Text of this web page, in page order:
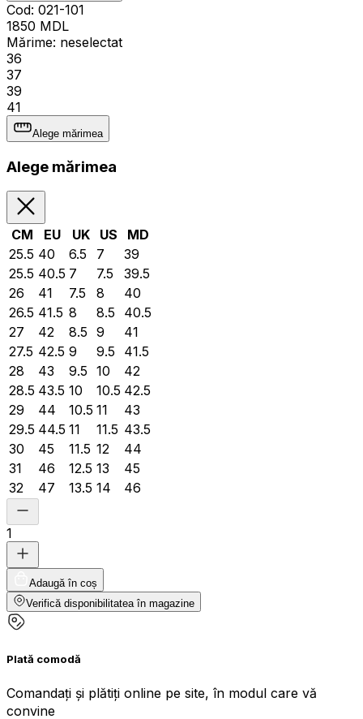
Cod: 021-101
1850 MDL
Mărime: neselectat
36
37
39
41
Alege mărimea
Alege mărimea
CM EU UK US
MD
25.5 40 6.5 7
39
25.5 40.5 7 7.5
39.5
26
41 7.5 8
40
26.5 41.5 8 8.5
40.5
27
42 8.5 9
41
27.5 42.5 9 9.5
41.5
28
43 9.5 10
42
28.5 43.5 10 10.5 42.5
29
44 10.5 11
43
29.5 44.5 11 11.5 43.5
30
45 11.5 12
44
31
46 12.5 13
45
32
47 13.5 14 46
1
Adaugă în coș
Verifică disponibilitatea în magazine
Plată comodă
Comandați și plătiți online pe site, în modul care vă
convine